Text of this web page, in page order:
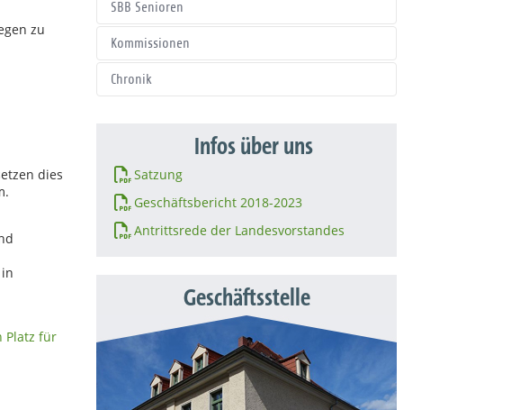
zu
dies
Platz für
SBB Senioren
Kommissionen
Chronik
Infos über uns
Satzung
Geschäftsbericht 2018-2023
Antrittsrede der Landesvorstandes
Geschäftsstelle